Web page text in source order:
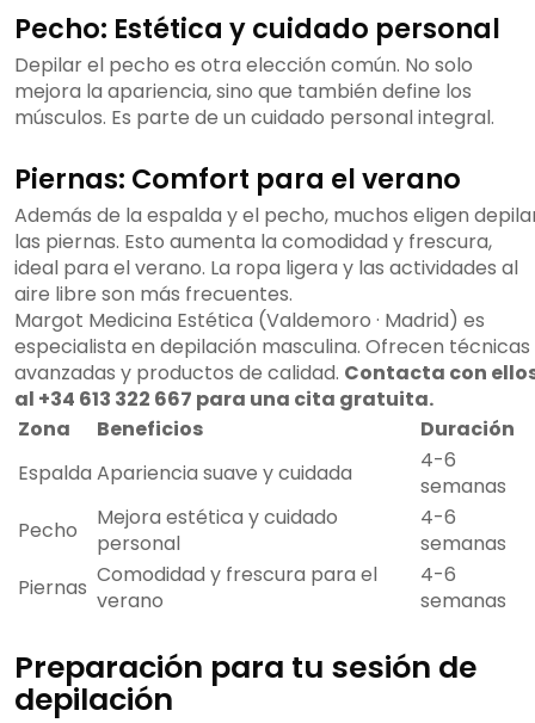
Pecho: Estética y cuidado personal
Depilar el pecho es otra elección común. No solo
mejora la apariencia, sino que también define los
músculos. Es parte de un cuidado personal integral.
Piernas: Comfort para el verano
Además de la espalda y el pecho, muchos eligen
las piernas. Esto aumenta la comodidad y frescura,
ideal para el verano. La ropa ligera y las actividades al
aire libre son más frecuentes.
Margot Medicina Estética (Valdemoro · Madrid) es
especialista en depilación masculina. Ofrecen técnicas
avanzadas y productos de calidad. Contacta con
al +34 613 322 667 para una cita gratuita.
Zona
Beneficios
Duración
Espalda Apariencia suave y cuidada
4-6
semanas
Pecho
Mejora estética y cuidado
personal
4-6
semanas
Piernas Comodidad y frescura para el
verano
4-6
semanas
Preparación para tu sesión de
depilación